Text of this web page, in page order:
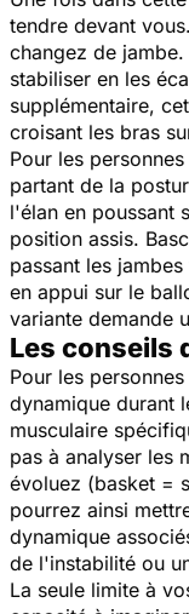
tendre devant
changez de
stabiliser en les
supplémentaire,
croisant les bras
Pour les
partant de la
l'élan en poussant
position assis.
passant les
en appui sur le
variante demande
Les conseils
Pour les
dynamique durant
musculaire
pas à analyser les
évoluez (basket =
pourrez ainsi
dynamique
de l'instabilité ou
La seule limite à